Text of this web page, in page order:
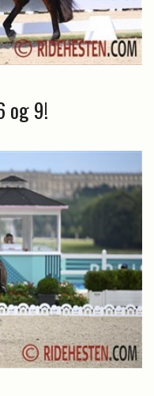
og 9!